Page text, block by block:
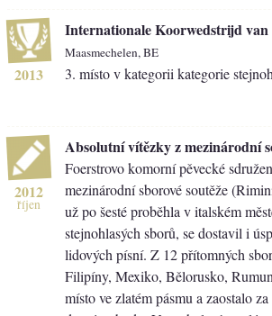
2013
Internationale Koorwedstrijd
Maasmechelen, BE
3. místo v kategorii kategorie
2012
říjen
Absolutní vítězky z mezinárodní
Foerstrovo komorní pěvecké
mezinárodní sborové soutěže
už po šesté proběhla v italském
stejnohlasých sborů, se dostavil i
lidových písní. Z 12 přítomných
Filipíny, Mexiko, Bělorusko,
místo ve zlatém pásmu a zaostalo